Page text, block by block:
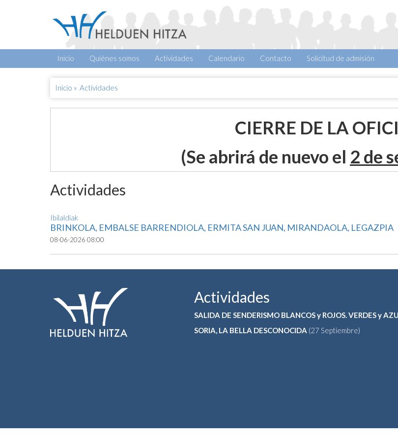
Inicio Quiénes somos Actividades Calendario Contacto Solicitud de admisión
Inicio » Actividades
CIERRE DE LA
(Se abrirá de nuevo el 2 de
Actividades
Ibilaldiak
BRINKOLA, EMBALSE BARRENDIOLA, ERMITA SAN JUAN, MIRANDAOLA, LEGAZPIA
08-06-2026 08:00
Actividades
SALIDA DE SENDERISMO BLANCOS y ROJOS. VERDES y
SORIA, LA BELLA DESCONOCIDA (27 Septiembre)